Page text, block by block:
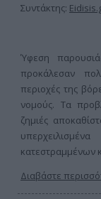
Συντάκτης:
Ύφεση
προκάλεσαν
περιοχές της
νομούς. Τα
ζημιές
κατεστραμμένων
Διαβάστε